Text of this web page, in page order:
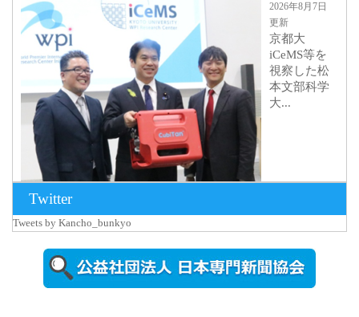
2026年8月7日
更新
京都大
iCeMS等を
視察した松
本文部科学
大...
2026年8月5日
更新
農工大で大
Twitter
Tweets by Kancho_bunkyo